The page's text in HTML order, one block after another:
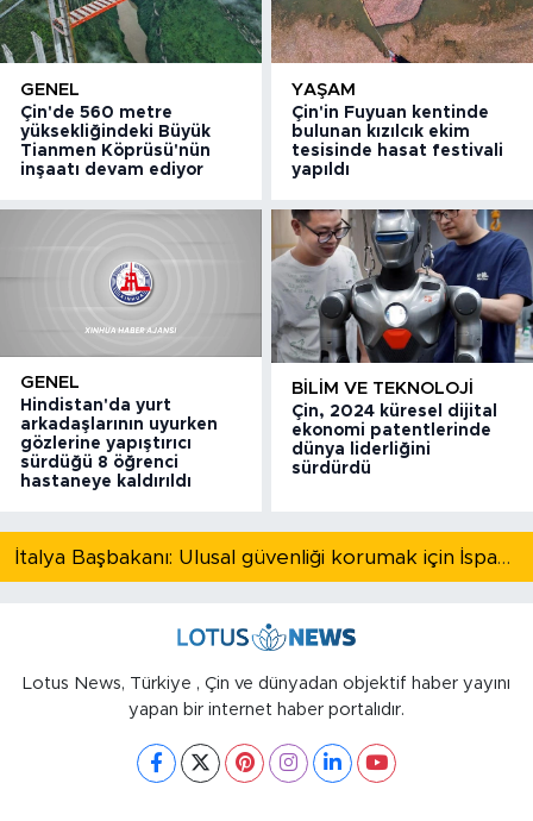
GENEL
Çin'de 560 metre
yüksekliğindeki Büyük
Tianmen Köprüsü'nün
inşaatı devam ediyor
YAŞAM
Çin'in Fuyuan kentinde
bulunan kızılcık ekim
tesisinde hasat festivali
yapıldı
GENEL
Hindistan'da yurt
arkadaşlarının uyurken
gözlerine yapıştırıcı
sürdüğü 8 öğrenci
hastaneye kaldırıldı
BILIM VE TEKNOLOJI
Çin, 2024 küresel dijital
ekonomi patentlerinde
dünya liderliğini
sürdürdü
İtalya Başbakanı: Ulusal güvenliği korumak için İspanya ile Schengen kapsamındaki serbest dolaşımı askıya alıyoruz
Lotus News, Türkiye , Çin ve dünyadan objektif haber yayını
yapan bir internet haber portalıdır.